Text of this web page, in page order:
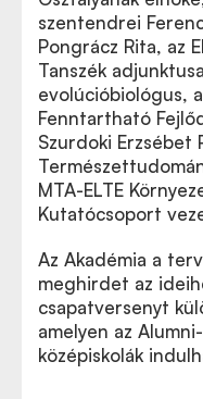
szentendrei
Pongrácz Rita, az
Tanszék
evolúcióbiológus,
Fenntartható
Szurdoki Erzsébet
MTA-ELTE
Kutatócsoport
Az Akadémia a
meghirdet az
csapatversenyt
amelyen az
középiskolák